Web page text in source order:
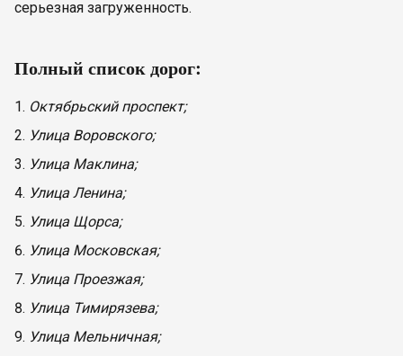
серьезная загруженность.
Полный список дорог:
Октябрьский проспект;
Улица Воровского;
Улица Маклина;
Улица Ленина;
Улица Щорса;
Улица Московская;
Улица Проезжая;
Улица Тимирязева;
Улица Мельничная;